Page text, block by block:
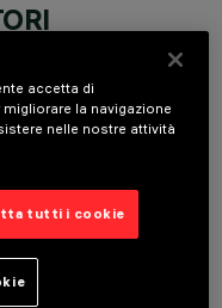
e utilizzare correttamente il
accetta di
la navigazione
nelle nostre attività
tutti i cookie